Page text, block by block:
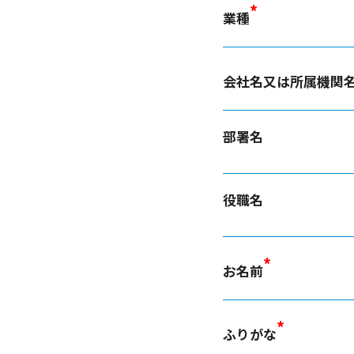
業種*
会社名又は所属機関
部署名
役職名
お名前*
ふりがな*